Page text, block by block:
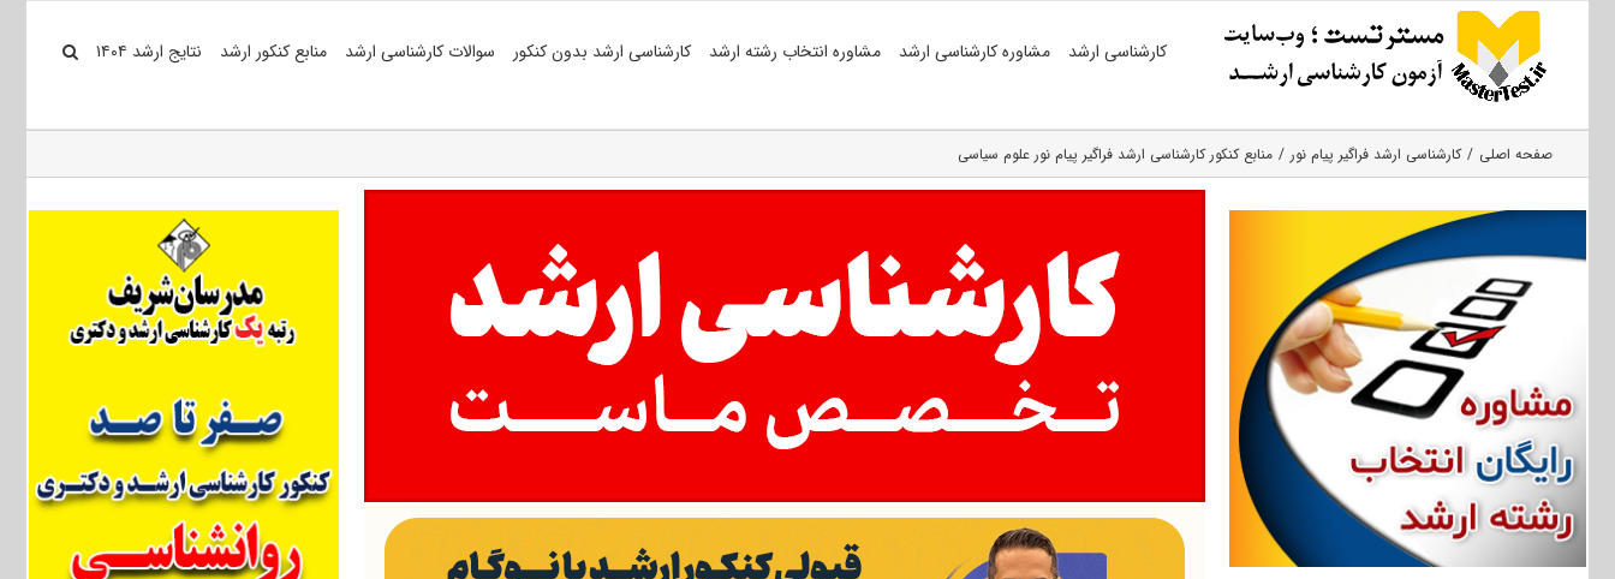
کارشناسی ارشد مشاوره کارشناسی ارشد مشاوره انتخاب رشته ارشد کارشناسی ارشد بدون کنکور سوالات کارشناسی ارشد منابع کنکور ارشد نتایج ارشد ۱۴۰۴
صفحه اصلی کارشناسی ارشد فراگیر پیام نور منابع کنکور کارشناسی ارشد فراگیر پیام نور علوم سیاسی